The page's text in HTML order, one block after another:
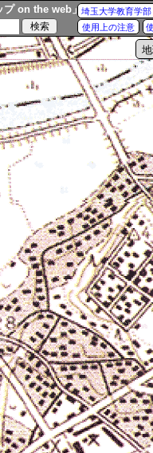
プ on the web」埼玉大学教育学
使用上の注意